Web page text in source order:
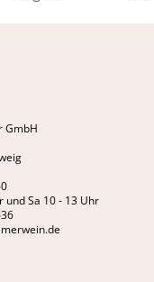
GmbH
und Sa 10 - 13 Uhr